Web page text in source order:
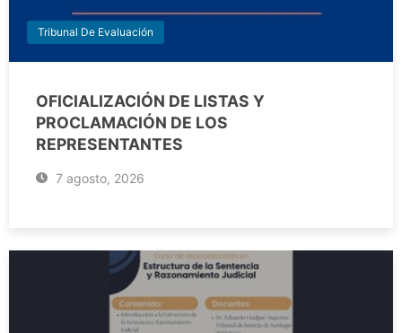
Tribunal De Evaluación
OFICIALIZACIÓN DE LISTAS Y
PROCLAMACIÓN DE LOS
REPRESENTANTES
7 agosto, 2026